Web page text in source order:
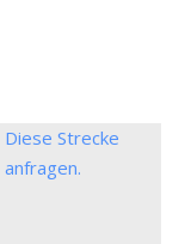
Diese Strecke
anfragen.